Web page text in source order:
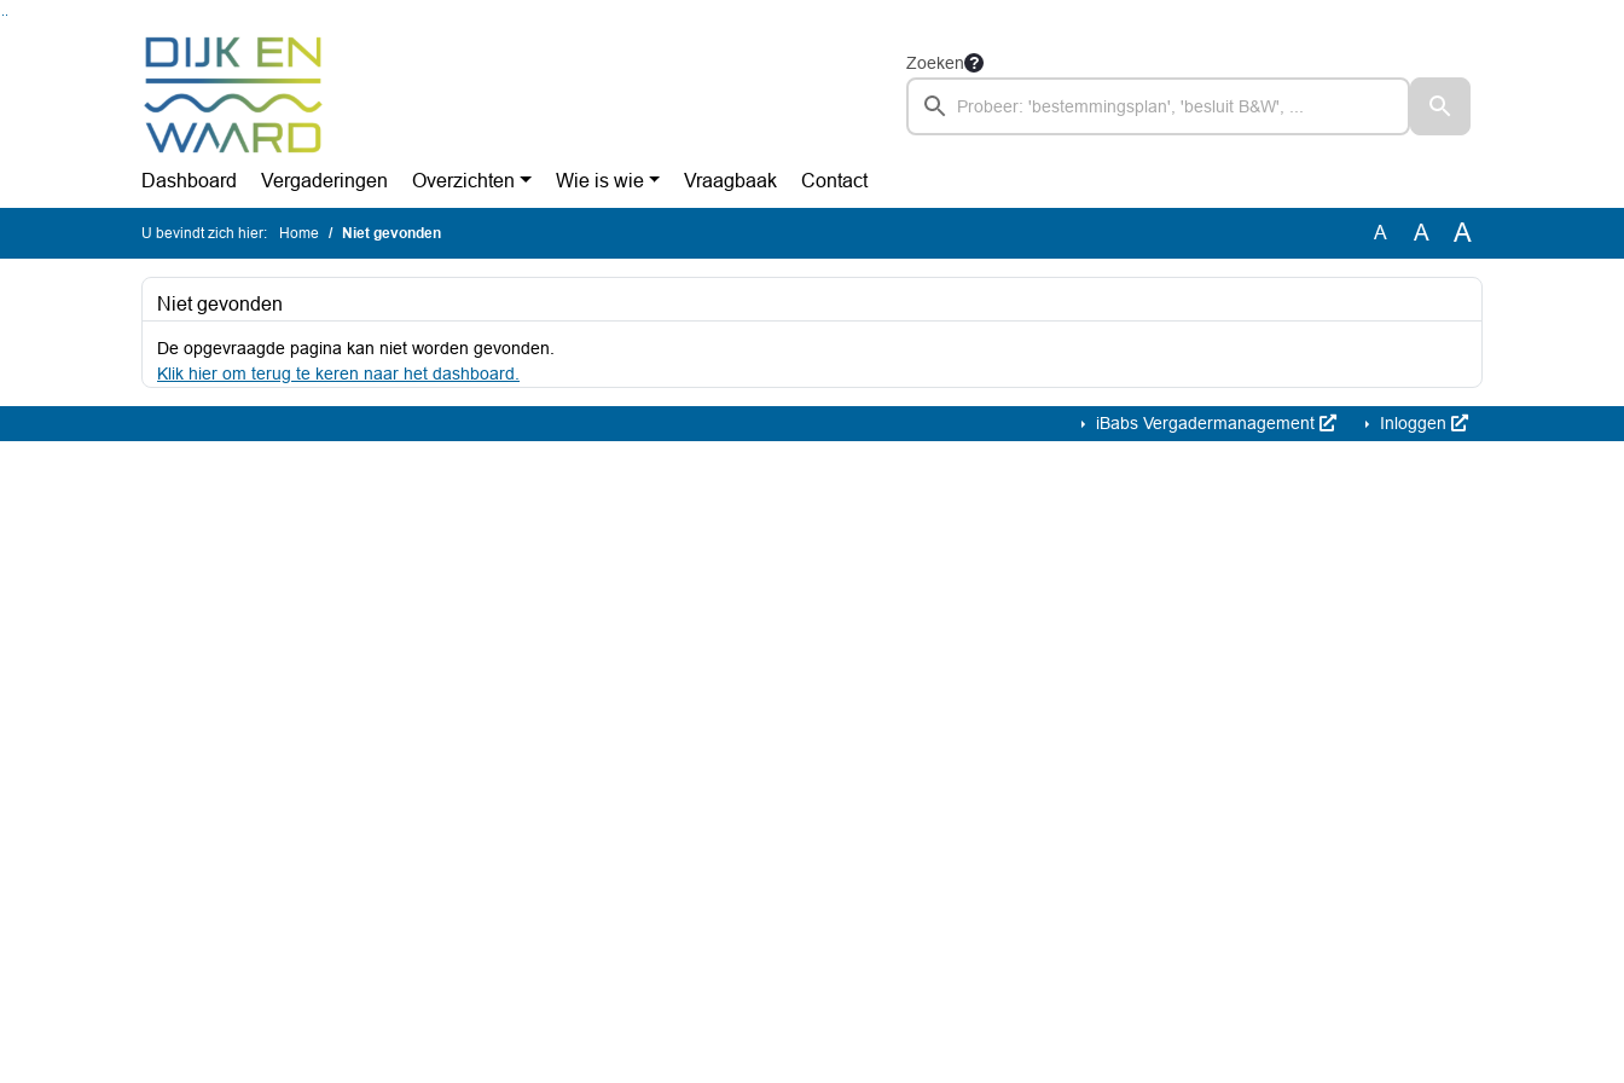
Zoeken
Dashboard Vergaderingen Overzichten Wie is wie Vraagbaak Contact
U bevindt zich hier: Home Niet gevonden A A A
Niet gevonden
De opgevraagde pagina kan niet worden gevonden.
Klik hier om terug te keren naar het dashboard.
iBabs Vergadermanagement Inloggen